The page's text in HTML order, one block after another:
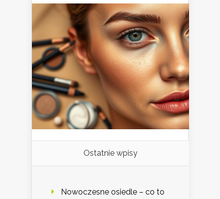
Ostatnie wpisy
Nowoczesne osiedle – co to